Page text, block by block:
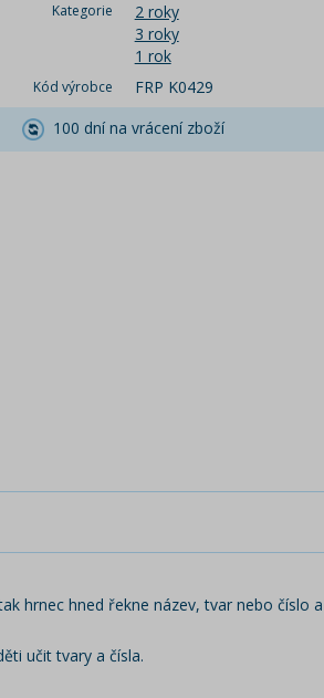
Kategorie
2 roky
3 roky
1 rok
Kód výrobce
FRP K0429
100 dní na vrácení zboží
hrnec hned řekne název, tvar nebo číslo
učit tvary a čísla.